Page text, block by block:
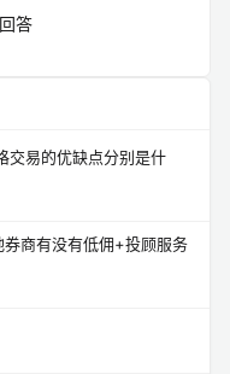
答
交易的优缺点分别是什
商有没有低佣+投顾服务